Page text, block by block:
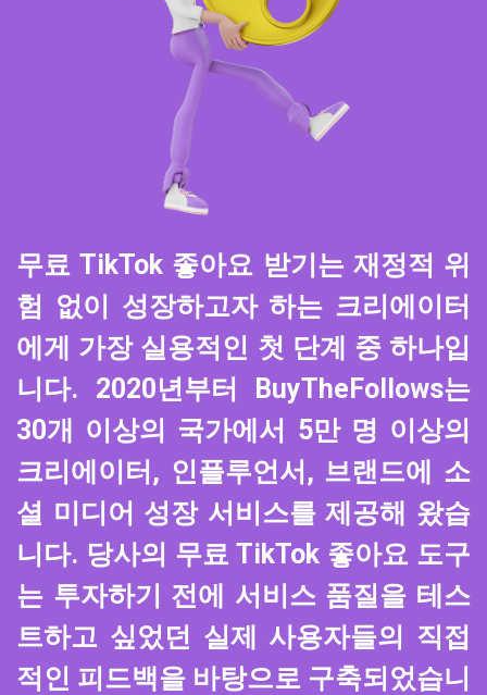
무료 TikTok 좋아요 받기는 재정적 위
험 없이 성장하고자 하는 크리에이터
에게 가장 실용적인 첫 단계 중 하나입
니다. 2020년부터 BuyTheFollows는
30개 이상의 국가에서 5만 명 이상의
크리에이터, 인플루언서, 브랜드에 소
셜 미디어 성장 서비스를 제공해 왔습
니다. 당사의 무료 TikTok 좋아요 도구
는 투자하기 전에 서비스 품질을 테스
트하고 싶었던 실제 사용자들의 직접
적인 피드백을 바탕으로 구축되었습니